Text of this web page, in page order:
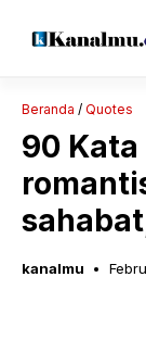
Beranda / Quotes
90
kanalmu